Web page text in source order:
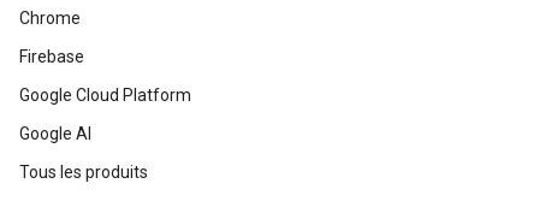
Chrome
Firebase
Google Cloud Platform
Google AI
Tous les produits